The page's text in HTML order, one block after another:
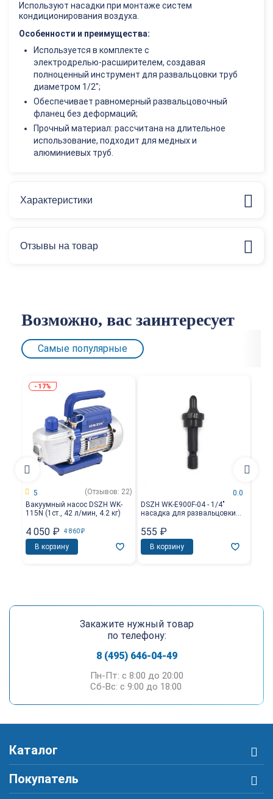
Используют насадки при монтаже систем
кондиционирования воздуха.
Особенности и преимущества:
Используется в комплекте с
электродрелью‑расширителем, создавая
полноценный инструмент для развальцовки труб
диаметром 1/2";
Обеспечивает равномерный развальцовочный
фланец без деформаций;
Прочный материал: рассчитана на длительное
использование, подходит для медных и
алюминиевых труб.
Характеристики
Отзывы на товар
Возможно, вас заинтересует
Самые популярные
17%
Вакуумный насос DSZH WK-
115N (1ст., 42 л/мин, 4.2 кг)
(Отзывов: 22)
5
4 860₽
4 050 ₽
В корзину
DSZH WK-E900F-04 - 1/4"
насадка для развальцовки
0.0
555 ₽
В корзину
Закажите нужный товар
по телефону:
8 (495) 646-04-49
Пн-Пт: c 8:00 до 20:00
Сб-Вс: c 9:00 до 18:00
Каталог
Покупатель